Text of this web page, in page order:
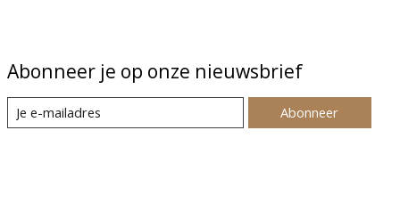
Abonneer je op onze nieuwsbrief
Abonneer